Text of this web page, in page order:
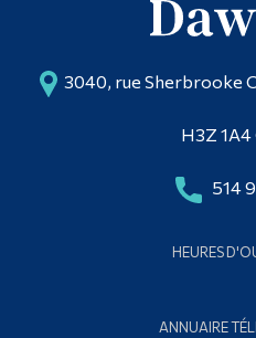
3040, rue Sherbrooke
H3Z 1A4
514
HEURES
ANNUAIRE